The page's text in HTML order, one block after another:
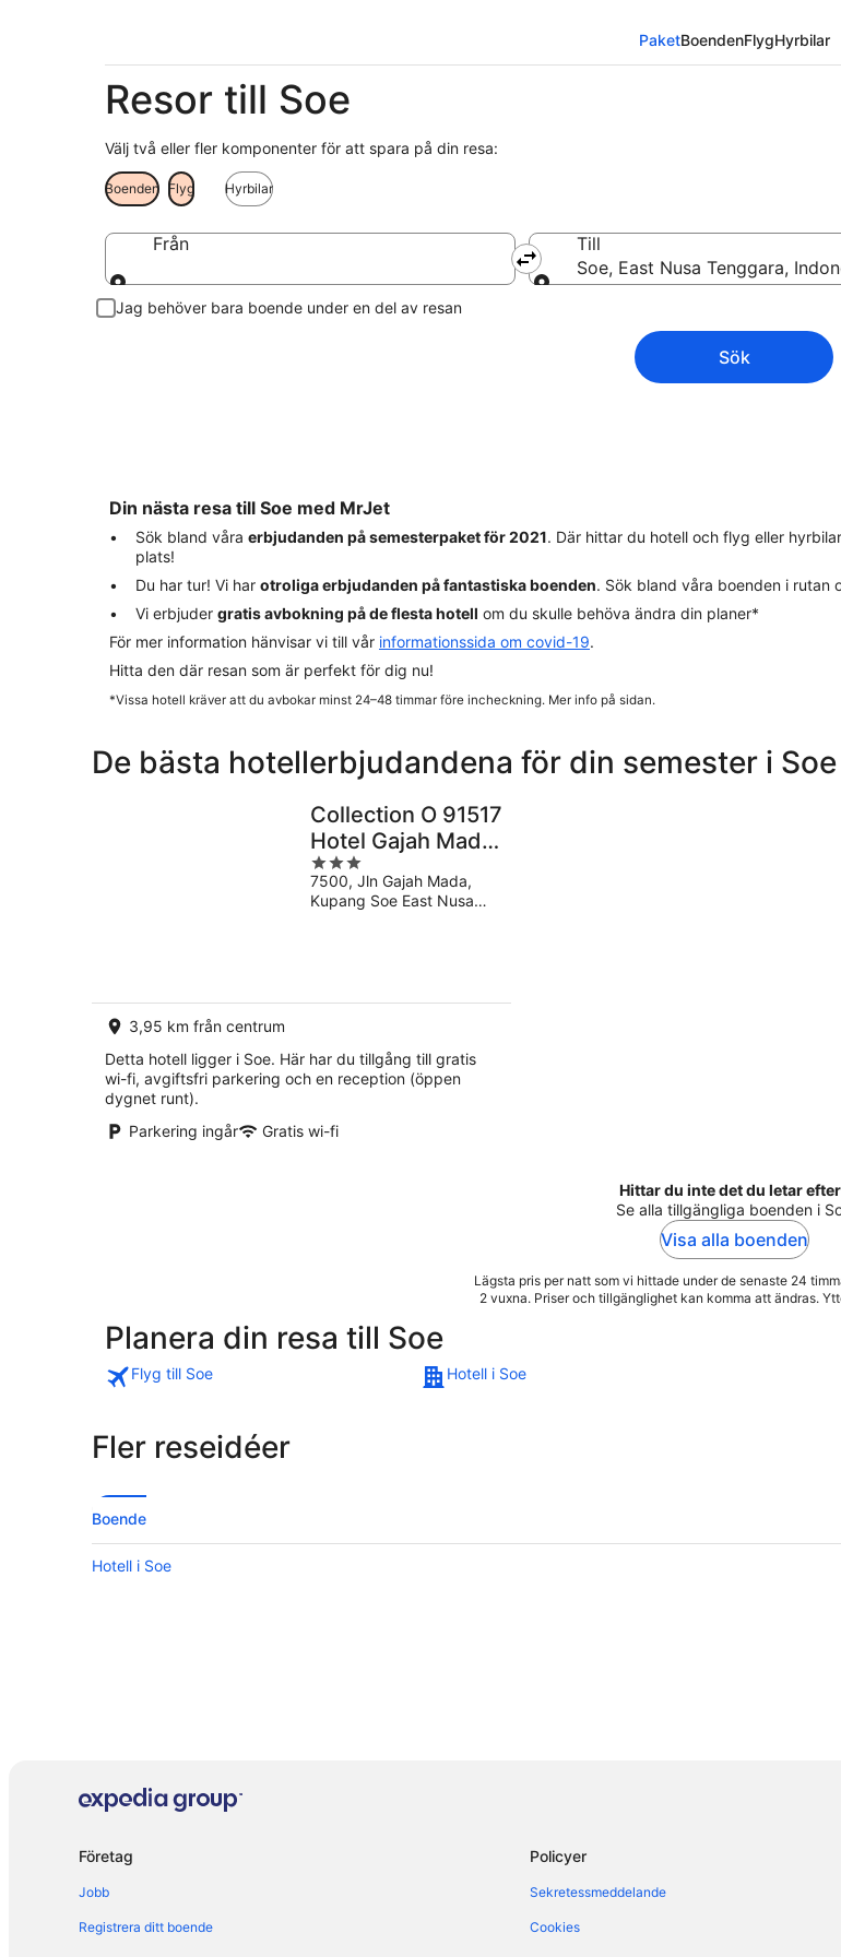
PaketBoendenFlygHyrbilar
Resor till Soe
Välj två eller fler komponenter för att spara på din resa:
Boenden Flyg Hyrbilar
Från
Från
Till
Soe, East Nusa Tenggara,
Jag behöver bara boende under en del av resan
Sök
Din nästa resa till Soe med MrJet
Sök bland våra erbjudanden på semesterpaket för 2021. Där hittar du hotell och flyg eller
plats!
Du har tur! Vi har otroliga erbjudanden på fantastiska boenden. Sök bland våra boenden i rutan
Vi erbjuder gratis avbokning på de flesta hotell om du skulle behöva ändra din planer*
För mer information hänvisar vi till vår informationssida om covid-19.
Hitta den där resan som är perfekt för dig nu!
*Vissa hotell kräver att du avbokar minst 24–48 timmar före incheckning. Mer info på sidan.
De bästa hotellerbjudandena för din semester i Soe
Collection O 91517
Hotel Gajah Mada
Soe
3
out
of
7500, Jln Gajah Mada,
Kupang Soe East Nusa
3,95 km från centrum
Detta hotell ligger i Soe. Här har du tillgång till gratis
wi-fi, avgiftsfri parkering och en reception (öppen
dygnet runt).
Parkering ingår
Gratis wi-fi
Hittar du inte det du letar
Se alla tillgängliga boenden i
Visa alla boenden
Lägsta pris per natt som vi hittade under de senaste 24
2 vuxna. Priser och tillgänglighet kan komma att ändras.
Planera din resa till Soe
Flyg till Soe Hotell i Soe
Fler reseidéer
Boende
Hotell i Soe
Företag
Jobb
Registrera ditt boende
Policyer
Sekretessmeddelande
Cookies